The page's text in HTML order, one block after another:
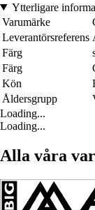
Ytterligare
Varumärke
Leverantörsreferens
Färg
Färg
Kön
Åldersgrupp
Loading...
Loading...
Alla våra